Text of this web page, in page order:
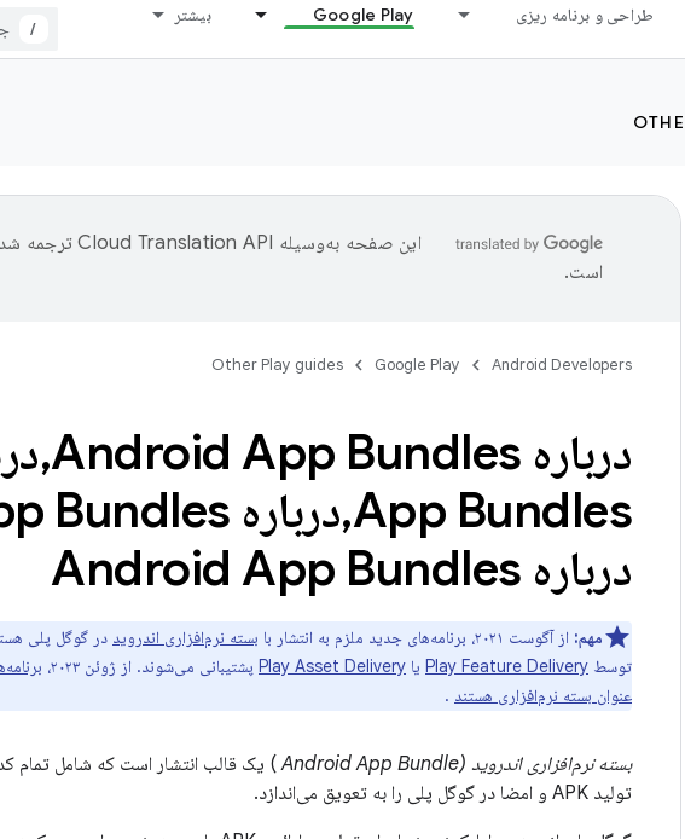
طراحی و برنامه ریزی Google Play بیشتر
/
این صفحه به‌وسیله
ترجمه
است.
Android Developers
Google Play
Other Play guides
درباره Android App Bundles ,
App Bundles
,درباره Android App Bundles
درباره Android App Bundles
مهم: از آگوست ۲۰۲۱، برنامه‌های جدید ملزم به انتشار با بسته نرم‌افزاری اندروید
توسط Play Feature Delivery یا Play Asset Delivery پشتیبانی می‌شوند. از ژوئن ۲۰۲۳،
عنوان بسته نرم‌افزاری هستند .
بسته نرم‌افزاری اندروید (Android App Bundle
) یک قالب انتشار است که شامل تمام
تولید APK و امضا در گوگل پلی را به تعویق می‌اندازد.